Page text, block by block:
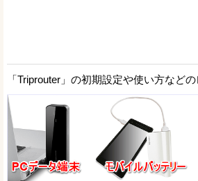
「Triprouter」の初期設定や使い方などの